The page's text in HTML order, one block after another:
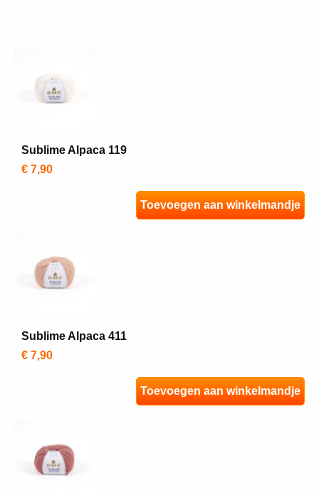
Sublime Alpaca 119
€ 7,90
Toevoegen aan winkelmandje
Sublime Alpaca 411
€ 7,90
Toevoegen aan winkelmandje